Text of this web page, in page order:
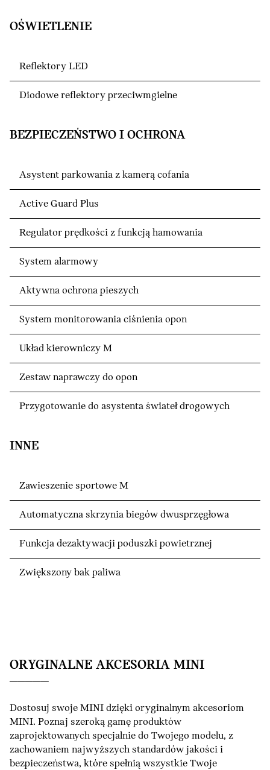
OŚWIETLENIE
Reflektory LED
Diodowe reflektory przeciwmgielne
BEZPIECZEŃSTWO I OCHRONA
Asystent parkowania z kamerą cofania
Active Guard Plus
Regulator prędkości z funkcją hamowania
System alarmowy
Aktywna ochrona pieszych
System monitorowania ciśnienia opon
Układ kierowniczy M
Zestaw naprawczy do opon
Przygotowanie do asystenta świateł drogowych
INNE
Zawieszenie sportowe M
Automatyczna skrzynia biegów dwusprzęgłowa
Funkcja dezaktywacji poduszki powietrznej
Zwiększony bak paliwa
ORYGINALNE AKCESORIA MINI
Dostosuj swoje MINI dzięki oryginalnym akcesoriom
MINI. Poznaj szeroką gamę produktów
zaprojektowanych specjalnie do Twojego modelu, z
zachowaniem najwyższych standardów jakości i
bezpieczeństwa, które spełnią wszystkie Twoje